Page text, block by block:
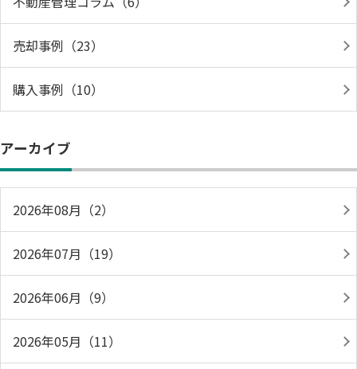
売却事例（23）
購入事例（10）
アーカイブ
2026年08月（2）
2026年07月（19）
2026年06月（9）
2026年05月（11）